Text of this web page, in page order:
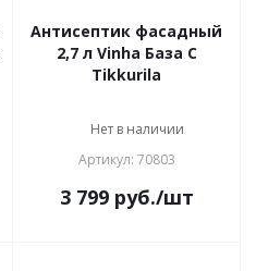
Антисептик фасадный
2,7 л Vinha База С
Tikkurila
Нет в наличии
Артикул: 70803
3 799руб./шт